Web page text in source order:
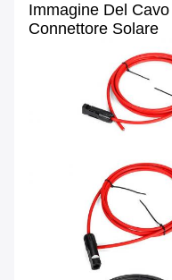
Immagine Del
Connettore Solare